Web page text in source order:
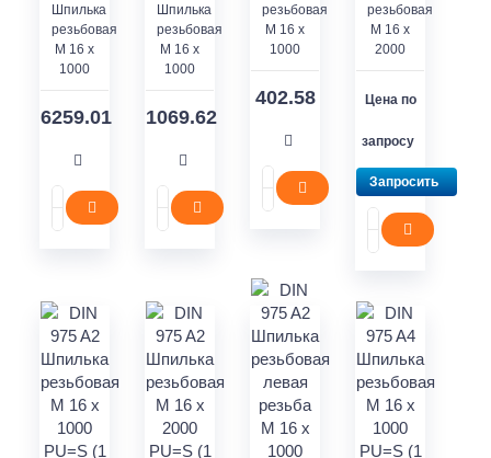
Шпилька
резьбовая
M 16 x
1000
6259.01
Шпилька
резьбовая
M 16 x
1000
1069.62
резьбовая
M 16 x
1000
402.58
резьбовая
M 16 x
2000
Цена по
запросу
Запросить